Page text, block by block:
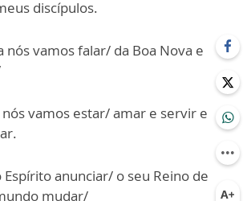
discípulos.
nós vamos falar/ da Boa Nova e
vamos estar/ amar e servir e
anunciar/ o seu Reino de
mudar/